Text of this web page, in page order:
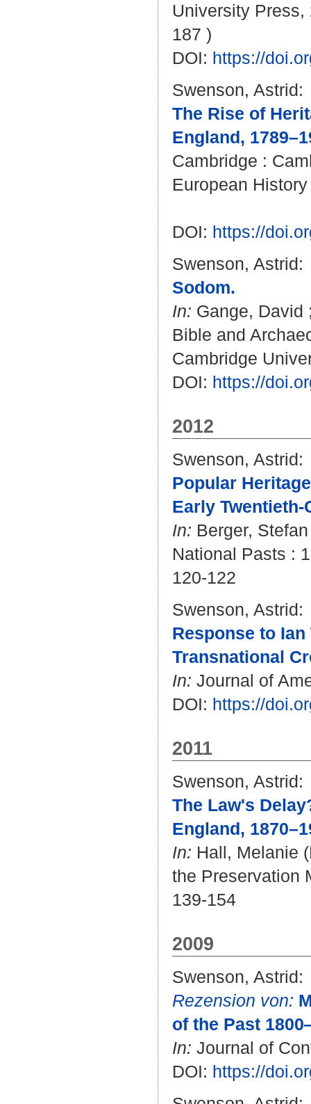
University
187 )
DOI: https://
Swenson, Astrid:
The Rise of
England,
Cambridge :
European History
DOI: https://
Swenson, Astrid:
Sodom.
In: Gange, David
Bible and
Cambridge
DOI: https://
2012
Swenson, Astrid:
Popular
Early
In: Berger, Stefan
National Pasts :
120-122
Swenson, Astrid:
Response to
Transnational
In: Journal of
DOI: https://
2011
Swenson, Astrid:
The Law's
England,
In: Hall, Melanie
the Preservation
139-154
2009
Swenson, Astrid:
Rezension von:
of the Past
In: Journal of
DOI: https://